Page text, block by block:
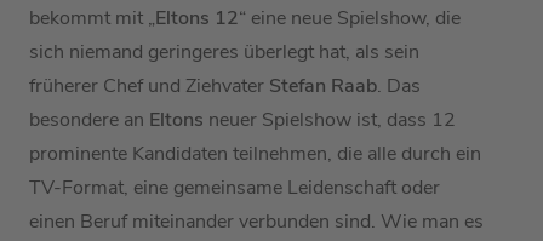
bekommt mit „Eltons 12“ eine neue Spielshow, die
sich niemand geringeres überlegt hat, als sein
früherer Chef und Ziehvater Stefan Raab. Das
besondere an Eltons neuer Spielshow ist, dass 12
prominente Kandidaten teilnehmen, die alle durch ein
TV-Format, eine gemeinsame Leidenschaft oder
einen Beruf miteinander verbunden sind. Wie man es